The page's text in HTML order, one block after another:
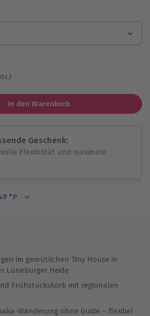
In den Warenkorb
Geschenk:
Flexibilität und maximale
& verlängerbar.
°P
im gemütlichen Tiny House in
Lüneburger Heide
Frühstückskorb mit regionalen
Wanderung ohne Guide – flexibel